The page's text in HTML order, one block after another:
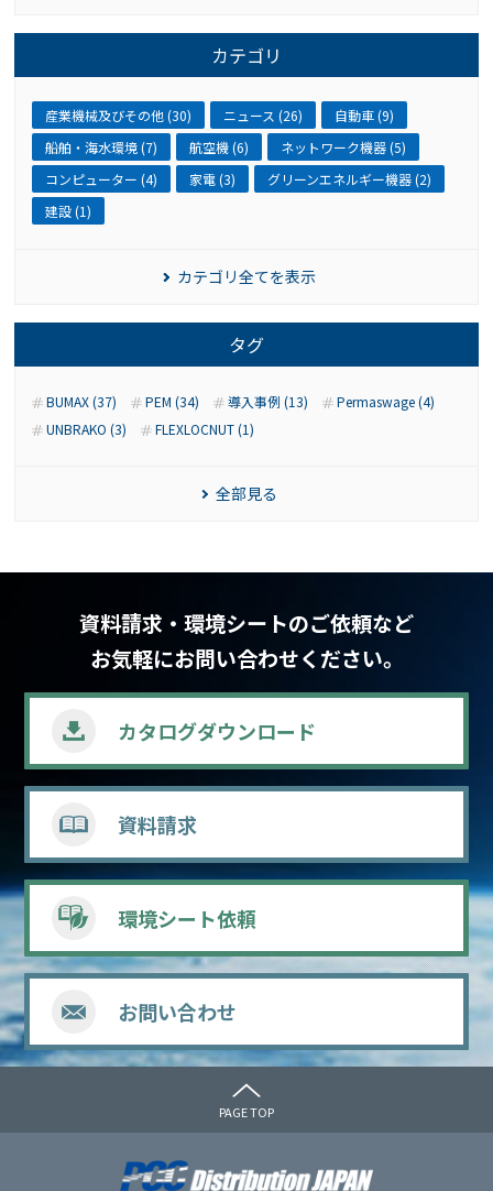
カテゴリ
産業機械及びその他 (30) ニュース (26)
自動車 (9)
船舶・海水環境 (7)
航空機 (6)
ネットワーク機器 (5)
コンピューター (4)
家電 (3)
グリーンエネルギー機器 (2)
建設 (1)
カテゴリ全てを表示
タグ
BUMAX (37) PEM (34) 導入事例 (13)
Permaswage (4)
UNBRAKO (3)
FLEXLOCNUT (1)
全部見る
資料請求・環境シートのご依頼など
お気軽にお問い合わせください。
カタログダウンロード
資料請求
環境シート依頼
お問い合わせ
PAGE TOP